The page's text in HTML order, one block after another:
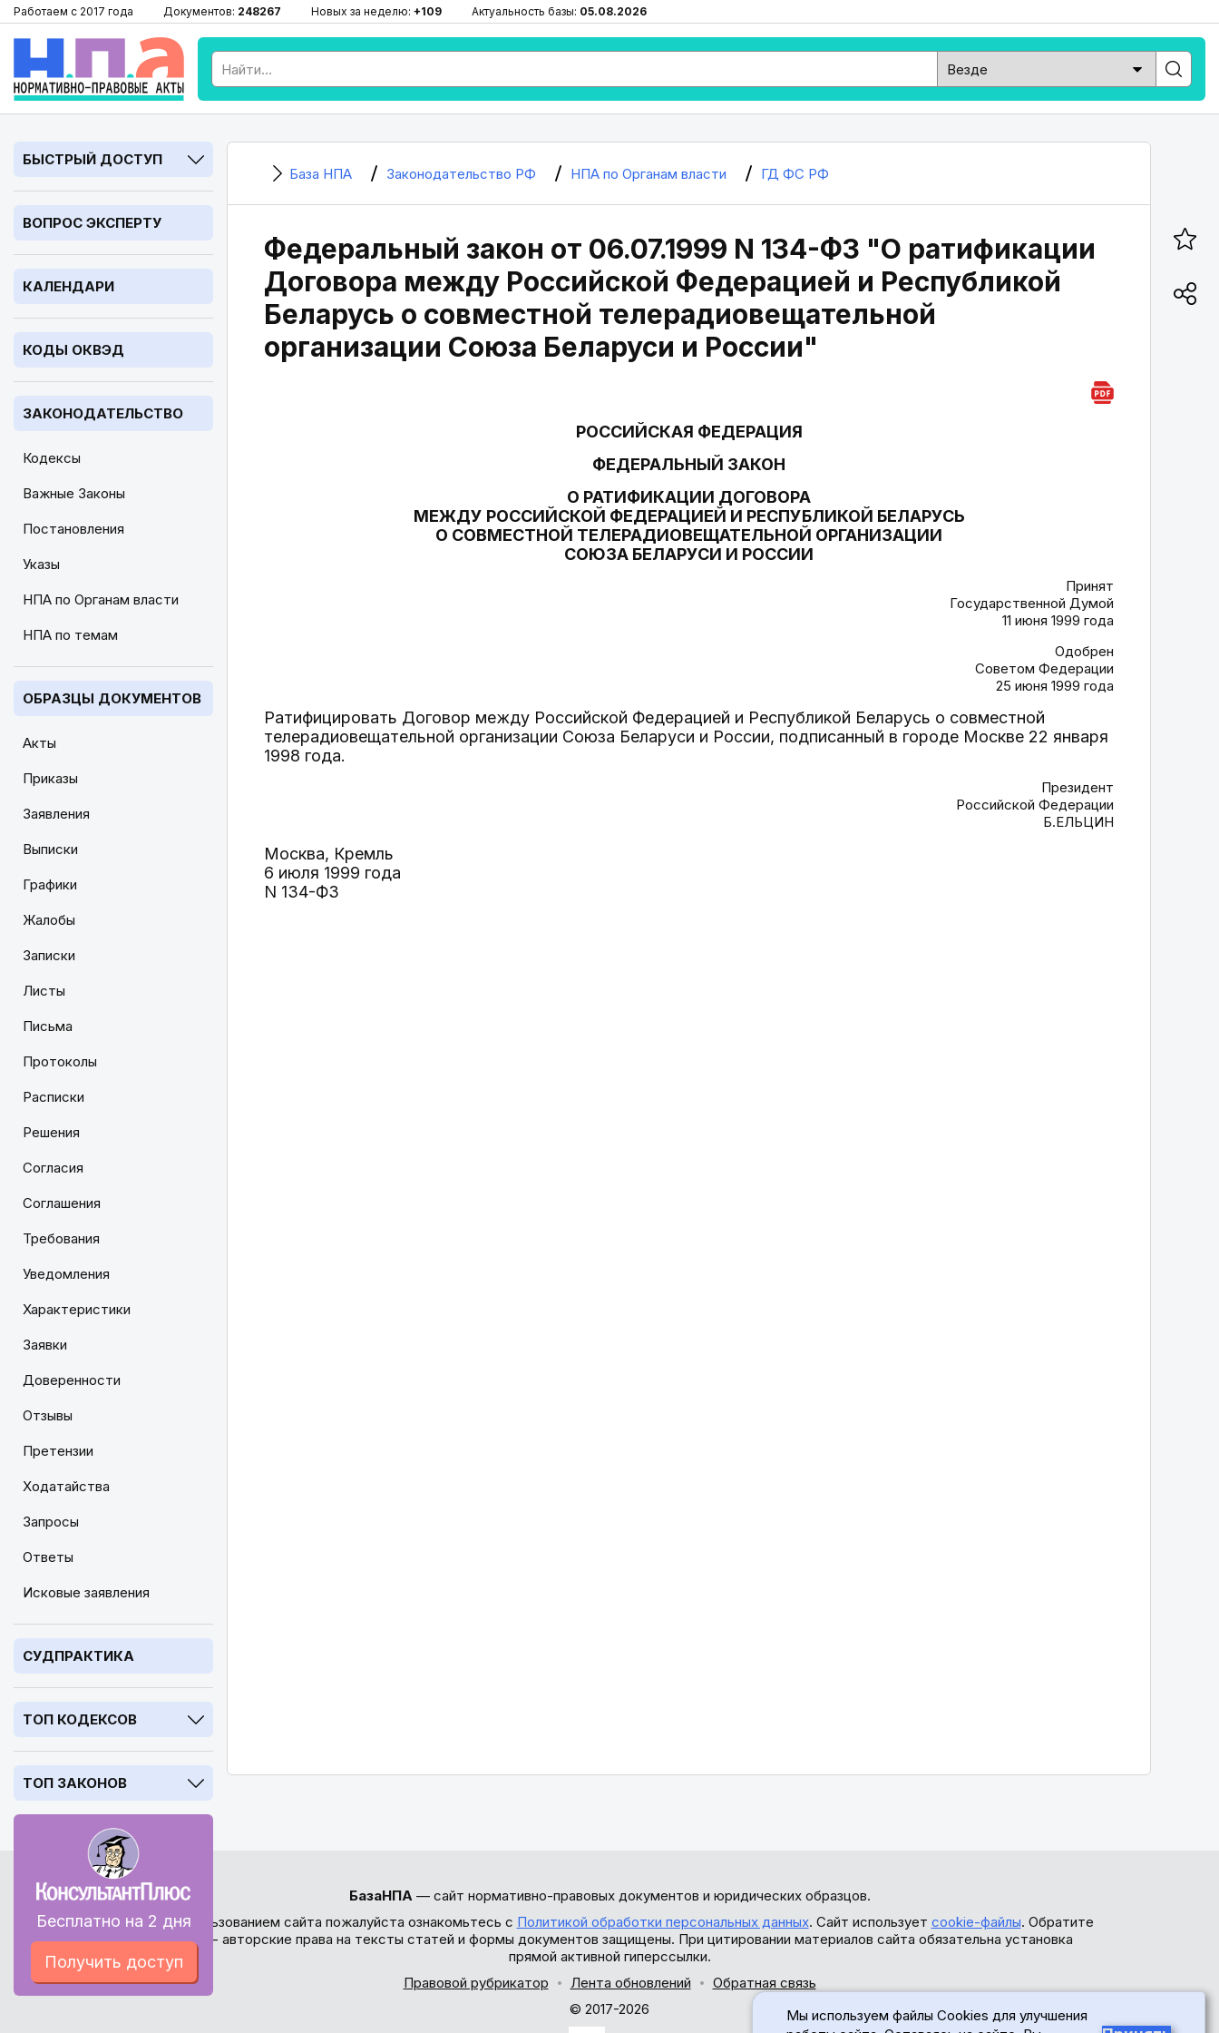
Работаем с 2017 года Документов: 248267 Новых за неделю: +109 Актуальность базы: 05.08.2026
БЫСТРЫЙ ДОСТУП
ВОПРОС ЭКСПЕРТУ
КАЛЕНДАРИ
КОДЫ ОКВЭД
ЗАКОНОДАТЕЛЬСТВО
Кодексы
Важные Законы
Постановления
Указы
НПА по Органам власти
НПА по темам
ОБРАЗЦЫ ДОКУМЕНТОВ
Акты
Приказы
Заявления
Выписки
Графики
Жалобы
Записки
Листы
Письма
Протоколы
Расписки
Решения
Согласия
Соглашения
Требования
Уведомления
Характеристики
Заявки
Доверенности
Отзывы
Претензии
Ходатайства
Запросы
Ответы
Исковые заявления
СУДПРАКТИКА
ТОП КОДЕКСОВ
ТОП ЗАКОНОВ
Бесплатно на 2 дня
Получить доступ
База НПА Законодательство РФ НПА по Органам власти ГД ФС РФ
Федеральный закон от 06.07.1999 N 134-ФЗ "О ратификации
Договора между Российской Федерацией и Республикой
Беларусь о совместной телерадиовещательной
организации Союза Беларуси и России"
РОССИЙСКАЯ ФЕДЕРАЦИЯ
ФЕДЕРАЛЬНЫЙ ЗАКОН
О РАТИФИКАЦИИ ДОГОВОРА
МЕЖДУ РОССИЙСКОЙ ФЕДЕРАЦИЕЙ И РЕСПУБЛИКОЙ БЕЛАРУСЬ
О СОВМЕСТНОЙ ТЕЛЕРАДИОВЕЩАТЕЛЬНОЙ ОРГАНИЗАЦИИ
СОЮЗА БЕЛАРУСИ И РОССИИ
Принят
Государственной Думой
11 июня 1999 года
Одобрен
Советом Федерации
25 июня 1999 года
Ратифицировать Договор между Российской Федерацией и Республикой Беларусь о совместной
телерадиовещательной организации Союза Беларуси и России, подписанный в городе Москве 22 января
1998 года.
Президент
Российской Федерации
Б.ЕЛЬЦИН
Москва, Кремль
6 июля 1999 года
N 134-ФЗ
БазаНПА— сайт нормативно-правовых документов и юридических образцов.
Перед использованием сайта пожалуйста ознакомьтесь с Политикой обработки персональных данных. Сайт использует cookie-файлы. Обратите
внимание - авторские права на тексты статей и формы документов защищены. При цитировании материалов сайта обязательна установка
прямой активной гиперссылки.
Правовой рубрикатор
Лента обновлений
Обратная связь
© 2017-2026
Мы используем файлы Cookies для улучшения